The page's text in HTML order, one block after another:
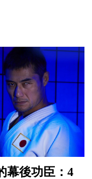
幕後功臣：4